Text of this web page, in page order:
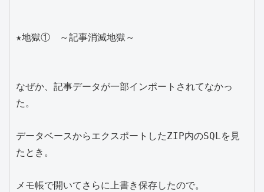
★地獄①　～記事消滅地獄～
なぜか、記事データが一部インポートされてなかっ
た。
データベースからエクスポートしたZIP内のSQLを見
たとき。
メモ帳で開いてさらに上書き保存したので。